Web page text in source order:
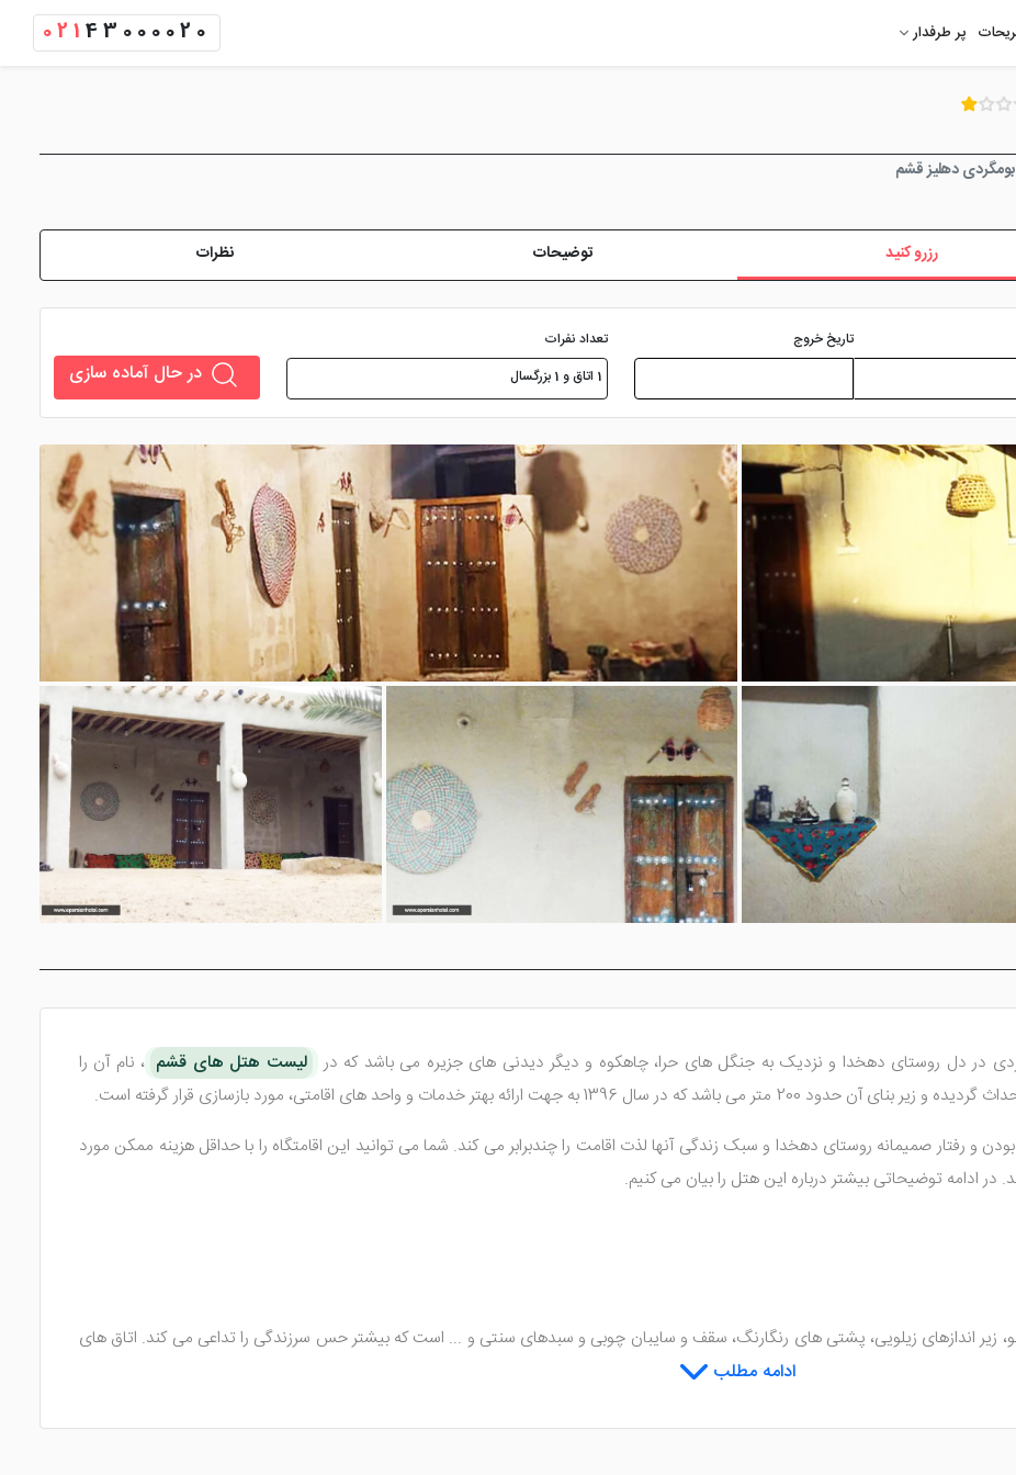
پر طرفدار 021 43000020
بومگردی دهلیز قشم
رزرو کنید توضیحات نظرات
تاریخ خروج
تعداد نفرات
1 اتاق و 1 بزرگسال
در حال آماده سازی
در دل روستای دهخدا و نزدیک به جنگل های حرا، چاهکوه و دیگر دیدنی های جزیره می باشد که در لیست هتل های قشم ، نام آن را
و رفتار صمیمانه روستای دهخدا و سبک زندگی آنها لذت اقامت را چندبرابر می کند. شما می توانید این اقامتگاه را با حداقل هزینه ممکن مورد
ادامه توضیحاتی بیشتر درباره این هتل را بیان می کنیم.
زیر اندازهای زیلویی، پشتی های رنگارنگ، سقف و سایبان چوبی و سبدهای سنتی و ... است که بیشتر حس سرزندگی را تداعی می کند. اتاق های
در نظر گرفته شده اند که خانواده ها با تعداد نفرات بالا هم می توانند در این اتاق ها اقامت داشته باشند.
در فضای خود است که هر کدام از آن ها دارای امکاناتی مناسب می باشند و شما را مهمان استراحتی خاطره انگیز خواهند کرد. سرویس بهداشتی، حمام،
ادامه مطلب